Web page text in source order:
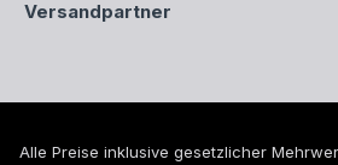
Versandpartner
Alle Preise inklusive gesetzlicher